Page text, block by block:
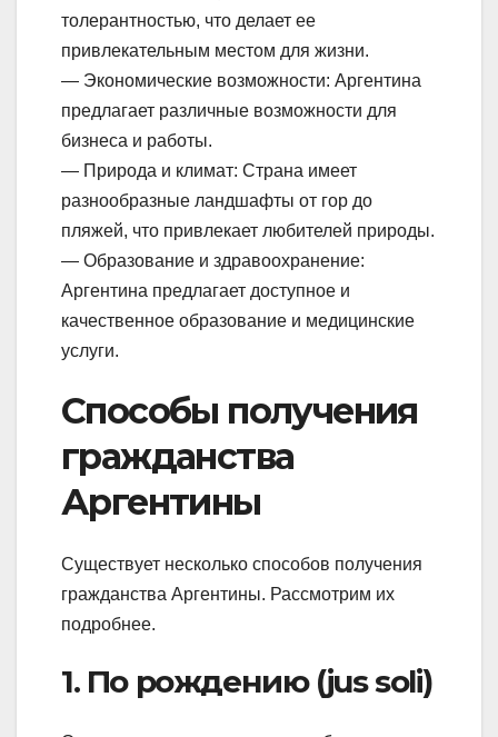
толерантностью, что делает ее
привлекательным местом для жизни.
— Экономические возможности: Аргентина
предлагает различные возможности для
бизнеса и работы.
— Природа и климат: Страна имеет
разнообразные ландшафты от гор до
пляжей, что привлекает любителей природы.
— Образование и здравоохранение:
Аргентина предлагает доступное и
качественное образование и медицинские
услуги.
Способы получения
гражданства
Аргентины
Существует несколько способов получения
гражданства Аргентины. Рассмотрим их
подробнее.
1. По рождению (jus soli)